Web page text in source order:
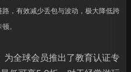
，有效减少丢包与波动，极大降低跨
。
为全球会员推出了教育认证专